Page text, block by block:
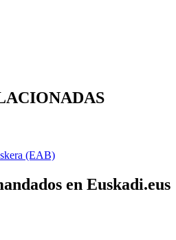
(EAB)
en Euskadi.eus